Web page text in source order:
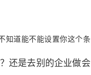
知道能不能设置你这个条
还是去别的企业做会